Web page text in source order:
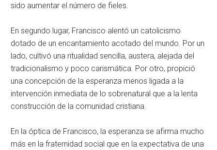
sido aumentar el número de fieles.
En segundo lugar, Francisco alentó un catolicismo
dotado de un encantamiento acotado del mundo. Por un
lado, cultivó una ritualidad sencilla, austera, alejada del
tradicionalismo y poco carismática. Por otro, propició
una concepción de la esperanza menos ligada a la
intervención inmediata de lo sobrenatural que a la lenta
construcción de la comunidad cristiana.
En la óptica de Francisco, la esperanza se afirma mucho
más en la fraternidad social que en la expectativa de una